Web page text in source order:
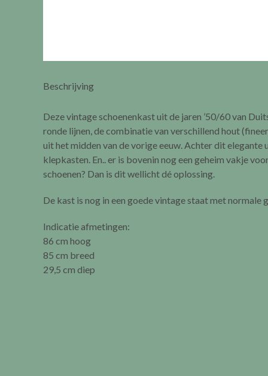
Beschrijving
Deze vintage schoenenkast uit de jaren ’50/60 van
ronde lijnen, de combinatie van verschillend hout
uit het midden van de vorige eeuw. Achter dit
klepkasten. En.. er is bovenin nog een geheim vakje
schoenen? Dan is dit wellicht dé oplossing.
De kast is nog in een goede vintage staat met normale
Indicatie afmetingen:
86 cm hoog
85 cm breed
29,5 cm diep